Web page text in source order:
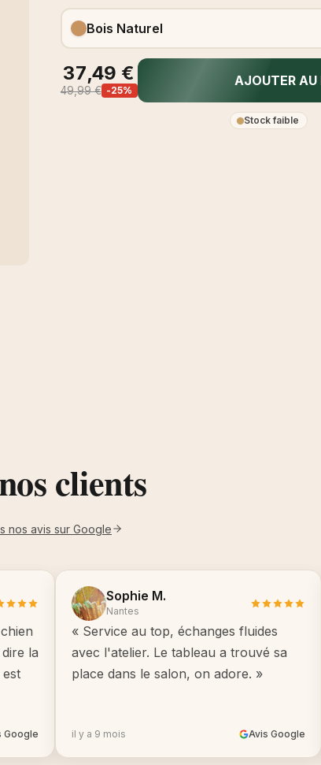
Bois Naturel
37,49 €
49,99 € -25%
AJOUTER AU
Stock faible
clients
nos avis sur Google
la
Google
Sophie M.
Nantes
« Service au top, échanges fluides
avec l'atelier. Le tableau a trouvé sa
place dans le salon, on adore. »
il y a 9 mois Avis Google